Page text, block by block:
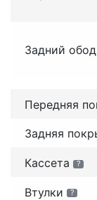
Задний обод
Передняя
Задняя
Кассета ?
Втулки ?